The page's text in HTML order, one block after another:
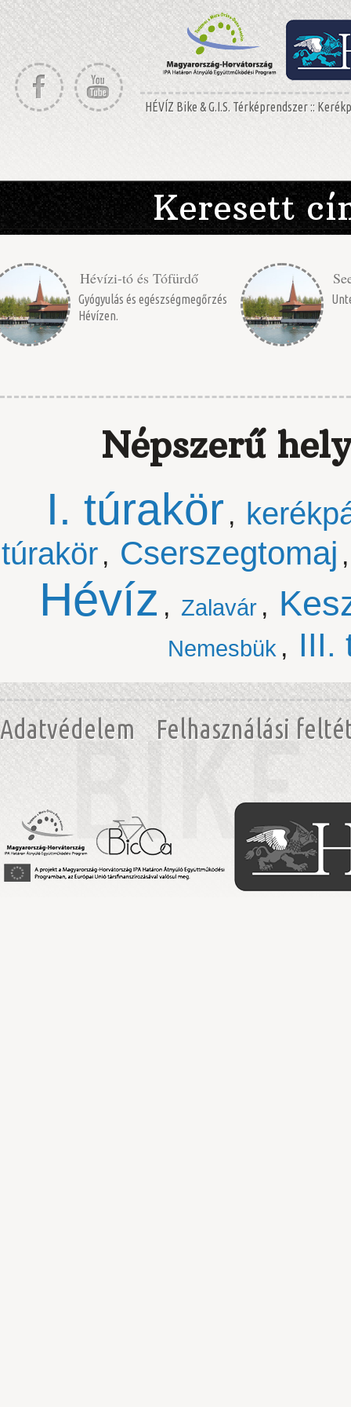
HÉVÍZ Bike & G.I.S. Térképrendszer ::
Keresett
Hévízi-tó és Tófürdő
Gyógyulás és egészségmegőrzés
Hévízen.
Népszerű
I. túrakör ,
túrakör , Cserszegtomaj
Hévíz , Zalavár ,
Nemesbük , III.
Adatvédelem Felhasználási